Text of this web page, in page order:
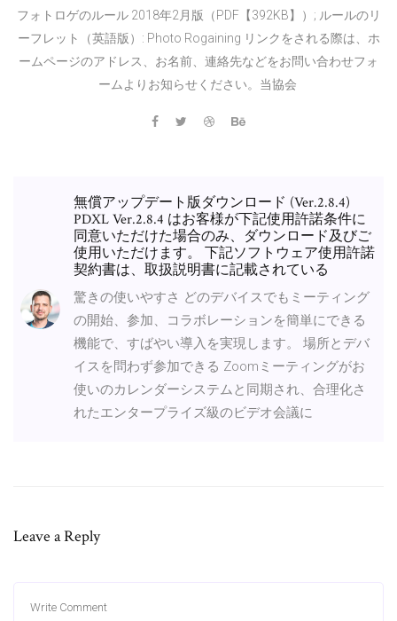
フォトロゲのルール 2018年2月版（PDF【392KB】）; ルールのリ
ーフレット（英語版）: Photo Rogaining リンクをされる際は、ホ
ームページのアドレス、お名前、連絡先などをお問い合わせフォ
ームよりお知らせください。当協会
無償アップデート版ダウンロード (Ver.2.8.4)
PDXL Ver.2.8.4 はお客様が下記使用許諾条件に
同意いただけた場合のみ、ダウンロード及びご
使用いただけます。 下記ソフトウェア使用許諾
契約書は、取扱説明書に記載されている
驚きの使いやすさ どのデバイスでもミーティング
の開始、参加、コラボレーションを簡単にできる
機能で、すばやい導入を実現します。 場所とデバ
イスを問わず参加できる Zoomミーティングがお
使いのカレンダーシステムと同期され、合理化さ
れたエンタープライズ級のビデオ会議に
Leave a Reply